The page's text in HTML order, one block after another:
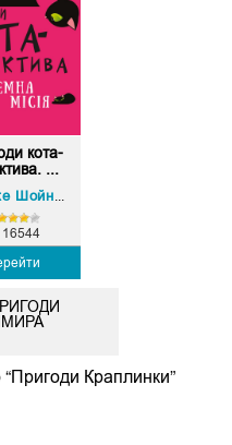
кота-
...
16544
“Пригоди Краплинки”